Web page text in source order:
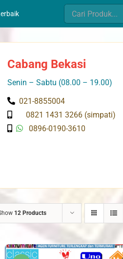
Search
for:
Cabang Bekasi
Senin – Sabtu (08.00 – 19.00)
021-8855004
0821 1431 3266 (simpati)
0896-0190-3610
12 Products